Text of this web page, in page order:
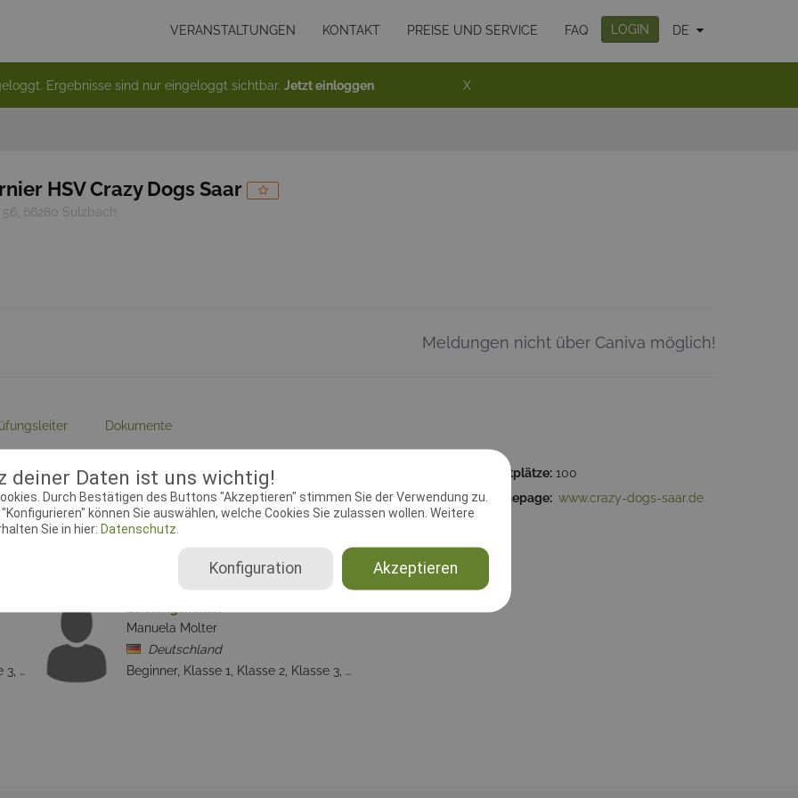
deiner Daten ist uns wichtig!
Durch Bestätigen des Buttons "Akzeptieren" stimmen Sie der Verwendung zu.
können Sie auswählen, welche Cookies Sie zulassen wollen. Weitere
Sie in hier: Datenschutz.
Akzeptieren
Konfiguration
VERANSTALTUNGEN KONTAKT PREISE UND SERVICE FAQ LOGIN DE
Ergebnisse sind nur eingeloggt sichtbar. Jetzt einloggen X
HSV Crazy Dogs Saar
56, 66280 Sulzbach
Meldungen nicht über Caniva möglich!
Dokumente
06.10.2019 00:00:00 Meldeschluss: Startplätze: 100
Verein: HSV Crazy Dogs
7-1-50
Adresse: Bayernstr. 56, 66280 Sulzbach Homepage: www.crazy-dogs-saar.de
Beginner, Klasse 1, Klasse 2, Klasse 3, Senioren
Manuela Molter
Deutschland
Beginner, Klasse 1, Klasse 2, Klasse 3, Senioren